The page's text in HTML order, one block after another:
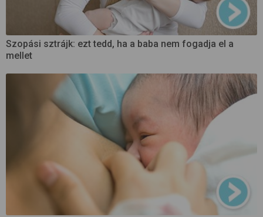
Szopási sztrájk: ezt tedd, ha a baba nem fogadja el a
mellet